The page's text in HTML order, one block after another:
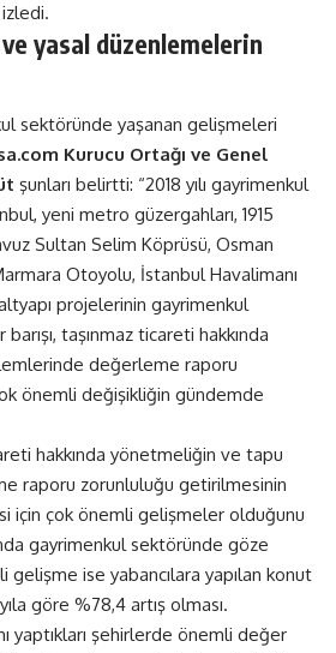
yasal düzenlemelerin
sektöründe yaşanan gelişmeleri
Kurucu Ortağı ve Genel
şunları belirtti: “2018 yılı gayrimenkul
yeni metro güzergahları, 1915
Sultan Selim Köprüsü, Osman
Otoyolu, İstanbul Havalimanı
projelerinin gayrimenkul
taşınmaz ticareti hakkında
değerleme raporu
önemli değişikliğin gündemde
hakkında yönetmeliğin ve tapu
raporu zorunluluğu getirilmesinin
için çok önemli gelişmeler olduğunu
gayrimenkul sektöründe göze
ise yabancılara yapılan konut
göre %78,4 artış olması.
yaptıkları şehirlerde önemli değer